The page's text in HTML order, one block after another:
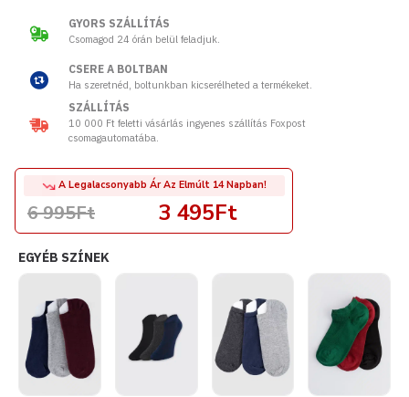
3 495Ft
A Legalacsonyabb Ár Az Elmúlt 14 Napban!
6 995Ft
EGYÉB SZÍNEK
GYORS SZÁLLÍTÁS
Csomagod 24 órán belül feladjuk.
CSERE A BOLTBAN
Ha szeretnéd, boltunkban kicserélheted a termékeket.
SZÁLLÍTÁS
10 000 Ft feletti vásárlás ingyenes szállítás Foxpost
csomagautomatába.